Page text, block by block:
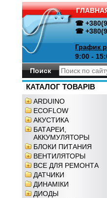
☎
☎
График
9:00 -
Поиск
КАТАЛОГ ТОВАРІВ
ARDUINO
ECOFLOW
АКУСТИКА
БАТАРЕИ,
АККУМУЛЯТОРЫ
БЛОКИ ПИТАНИЯ
ВЕНТИЛЯТОРЫ
ВСЕ ДЛЯ РЕМОНТА
ДАТЧИКИ
ДИНАМІКИ
ДИОДЫ